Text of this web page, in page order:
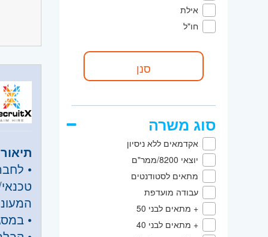
אילת
חו"ל
סוג משרה
אקדמאים ללא ניסיון
יוצאי 8200/ממר"ם
מתאים לסטודנטים
עבודה מועדפת
+ מתאים לבני 50
+ מתאים לבני 40
השפלה
•
•